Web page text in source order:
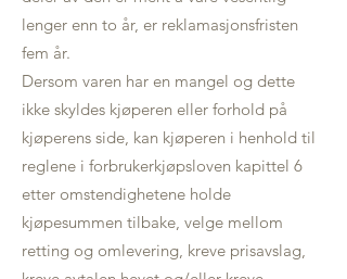
lenger enn to år, er reklamasjonsfristen
fem år.
Dersom varen har en mangel og dette
ikke skyldes kjøperen eller forhold på
kjøperens side, kan kjøperen i henhold til
reglene i forbrukerkjøpsloven kapittel 6
etter omstendighetene holde
kjøpesummen tilbake, velge mellom
retting og omlevering, kreve prisavslag,